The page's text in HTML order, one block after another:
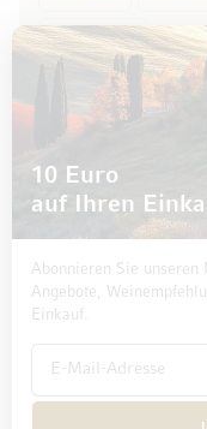
Rechnung
Datenschutz und
10 Euro
auf Ihren
Abonnieren Sie
Angebote,
Einkauf.